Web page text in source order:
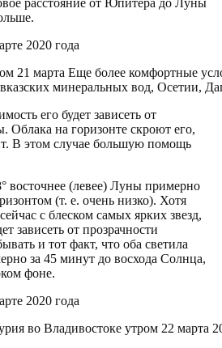
расстояние от Юпитера до Луны
21 марта Еще более комфортные
минеральных вод, Осетии,
его будет зависеть от
Облака на горизонте скроют его,
В этом случае большую помощь
восточнее (левее) Луны примерно
(т. е. очень низко). Хотя
с блеском самых ярких звезд,
зависеть от прозрачности
и тот факт, что оба светила
за 45 минут до восхода Солнца,
фоне.
во Владивостоке утром 22 марта